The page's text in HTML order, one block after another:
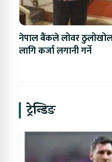
नेपाल बैंकले लोवर
लागि कर्जा लगानी गर्ने
ट्रेन्डिङ